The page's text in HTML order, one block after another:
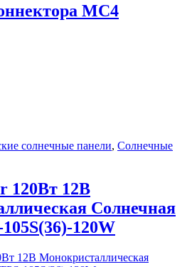
MC4
солнечные панели, Солнечные
120Вт 12В
Солнечная
120W